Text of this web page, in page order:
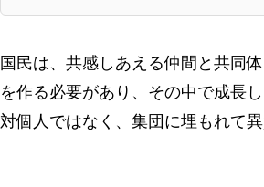
国民は、共感しあえる仲間と共同
を作る必要があり、その中で成長
対個人ではなく、集団に埋もれて